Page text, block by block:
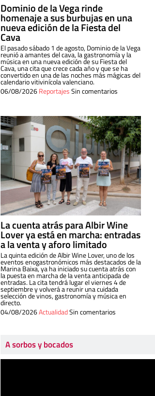
Dominio de la Vega rinde
homenaje a sus burbujas en una
nueva edición de la Fiesta del
Cava
El pasado sábado 1 de agosto, Dominio de la Vega
reunió a amantes del cava, la gastronomía y la
música en una nueva edición de su Fiesta del
Cava, una cita que crece cada año y que se ha
convertido en una de las noches más mágicas del
calendario vitivinícola valenciano.
06/08/2026ReportajesSin comentarios
La cuenta atrás para Albir Wine
Lover ya está en marcha: entradas
a la venta y aforo limitado
La quinta edición de Albir Wine Lover, uno de los
eventos enogastronómicos más destacados de la
Marina Baixa, ya ha iniciado su cuenta atrás con
la puesta en marcha de la venta anticipada de
entradas. La cita tendrá lugar el viernes 4 de
septiembre y volverá a reunir una cuidada
selección de vinos, gastronomía y música en
directo.
04/08/2026ActualidadSin comentarios
A sorbos y bocados